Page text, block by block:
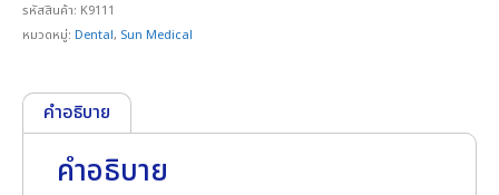
รหัสสินค้า: K9111
หมวดหมู่: Dental, Sun Medical
คำอธิบาย
คำอธิบาย